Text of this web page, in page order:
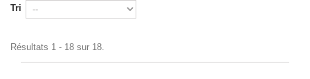
Tri
Résultats 1 - 18 sur 18.